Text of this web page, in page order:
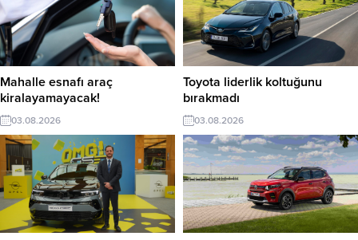
Mahalle esnafı araç
kiralayamayacak!
03.08.2026
Toyota liderlik koltuğunu
bırakmadı
03.08.2026